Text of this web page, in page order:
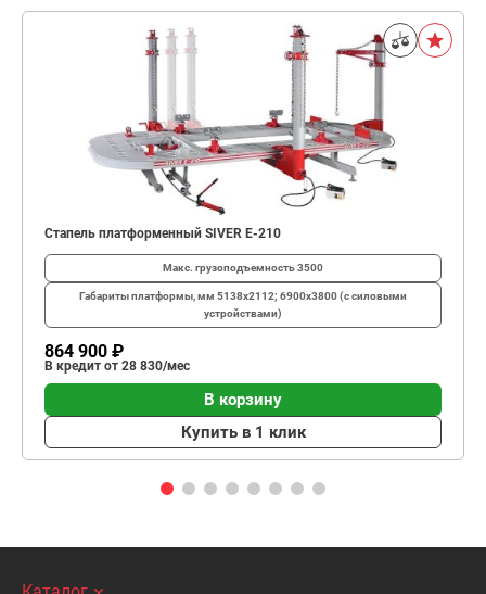
Стапель платформенный SIVER E-210
Макс. грузоподъемность3500
Габариты платформы, мм 5138х2112; 6900х3800 (с силовыми
устройствами)
864 900 ₽
В кредит от 28 830/мес
В корзину
Купить в 1 клик